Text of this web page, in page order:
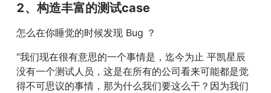
2、构造丰富的测试case
怎么在你睡觉的时候发现 Bug ？
“我们现在很有意思的一个事情是，迄今为止 平凯星辰
没有一个测试人员，这是在所有的公司看来可能都是觉
得不可思议的事情，那为什么我们要这么干？因为我们